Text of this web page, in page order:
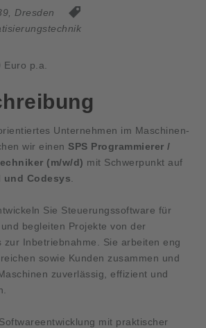
Dresden
p.a.
Unternehmen im Maschinen-
wir einen SPS Programmierer /
(m/w/d) mit Schwerpunkt auf
und Codesys
Sie Steuerungssoftware für
begleiten Projekte von der
zur Inbetriebnahme. Sie arbeiten eng
sowie Kunden zusammen und
zuverlässig, effizient und
mit praktischer